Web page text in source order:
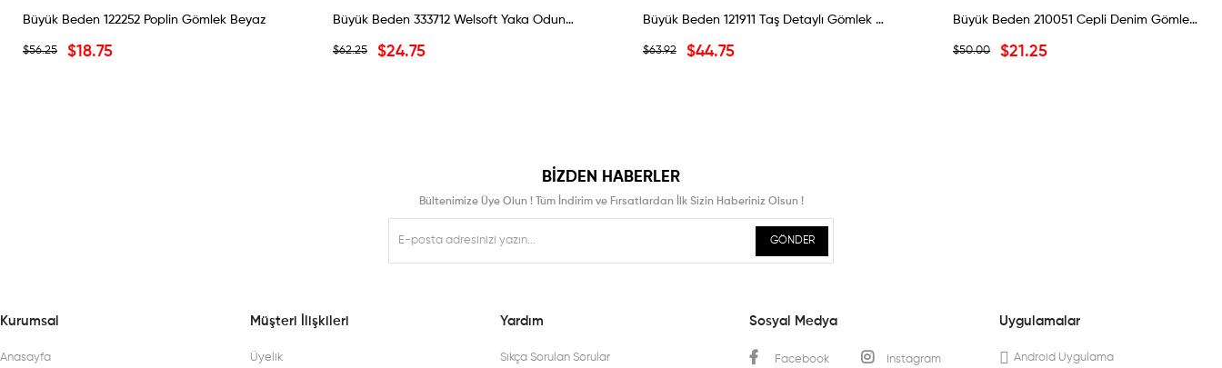
Büyük Beden 122252 Poplin Gömlek Beyaz
$18.75
$56.25
Büyük Beden 333712 Welsoft Yaka Oduncu Gömlek Mavi-Kırmızı
$24.75
$62.25
Büyük Beden 121911 Taş Detaylı Gömlek Siyah
$44.75
$63.92
Büyük Beden 210051 Cepli Denim Gömlek Mavi
$21.25
$50.00
BIZDEN HABERLER
Bültenimize Üye Olun ! Tüm İndirim ve Fırsatlardan İlk Sizin Haberiniz Olsun !
GÖNDER
Kurumsal
Anasayfa
Müşteri İlişkileri
Üyelik
Yardım
Sıkça Sorulan Sorular
Sosyal Medya
Facebook Instagram
Uygulamalar
Android Uygulama